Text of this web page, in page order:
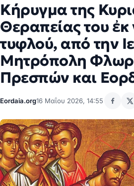
Κήρυγμα της
Θεραπείας του ἐκ
τυφλού, από την
Μητρόπολη
Πρεσπών και
Eordaia.org16 Μαΐου 2026, 14:55